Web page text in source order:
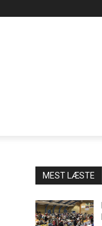
MEST LÆSTE